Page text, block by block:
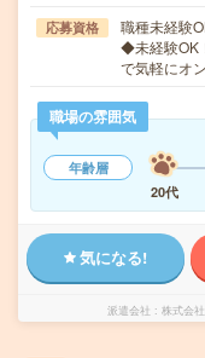
応募資格
職種未経験
◆未経験OK
で気軽にオ
職場の雰囲気
年齢層
20代
気になる!
派遣会社 株式会